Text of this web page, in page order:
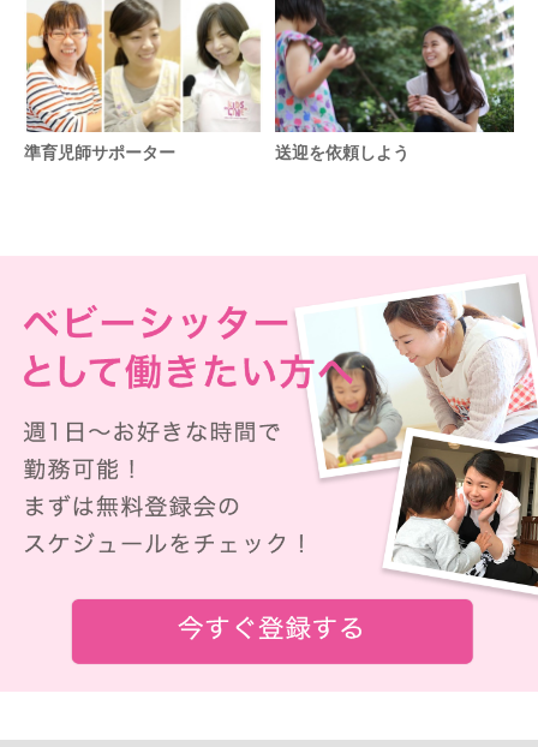
準育児師サポーター 送迎を依頼しよう